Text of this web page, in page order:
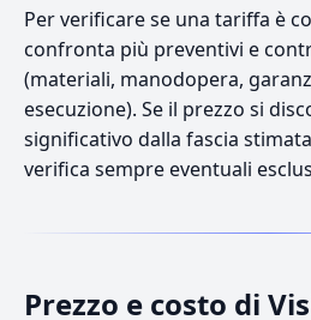
Per verificare se una tariffa è
confronta più preventivi e
(materiali, manodopera,
esecuzione). Se il prezzo si
significativo dalla fascia stimata
verifica sempre eventuali
Prezzo e costo di